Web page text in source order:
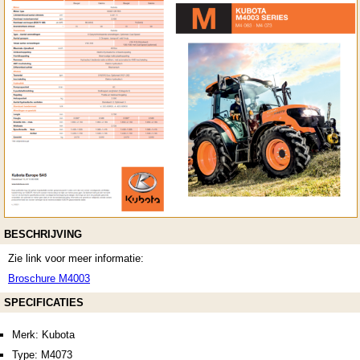
BESCHRIJVING
Zie link voor meer informatie:
Broschure M4003
SPECIFICATIES
Merk: Kubota
Type: M4073